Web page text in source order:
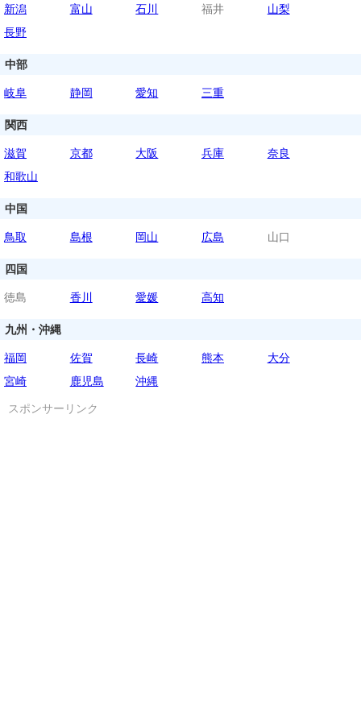
新潟 富山 石川 福井
山梨
長野
中部
岐阜 静岡 愛知 三重
関西
滋賀 京都 大阪 兵庫
奈良
和歌山
中国
鳥取 島根 岡山 広島 山口
四国
徳島 香川 愛媛 高知
九州・沖縄
福岡 佐賀 長崎 熊本
大分
宮崎
鹿児島 沖縄
スポンサーリンク